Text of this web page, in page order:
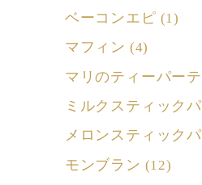
ベーコンエピ (1)
マフィン (4)
マリのティーパー
ミルクスティック
メロンスティック
モンブラン (12)